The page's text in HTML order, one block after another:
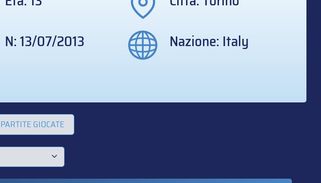
N: 13/07/2013
Nazione: Italy
PARTITE GIOCATE